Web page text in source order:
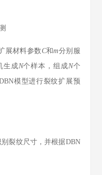
展材料参数C和m分别服
生成N个样本，组成N个
模型进行裂纹扩展预
裂纹尺寸，并根据DBN